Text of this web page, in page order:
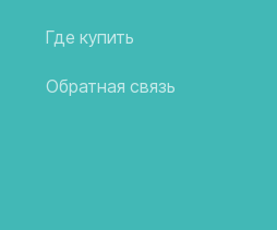
Где купить
Обратная связь